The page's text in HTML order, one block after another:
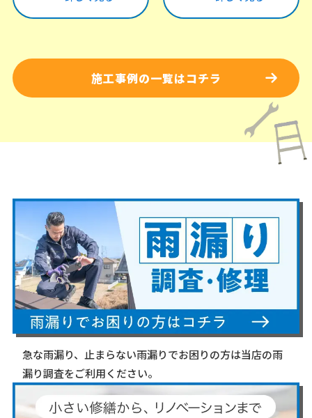
施工事例の一覧はコチラ
急な雨漏り、止まらない雨漏りでお困りの方は当店の雨
漏り調査をご利用ください。